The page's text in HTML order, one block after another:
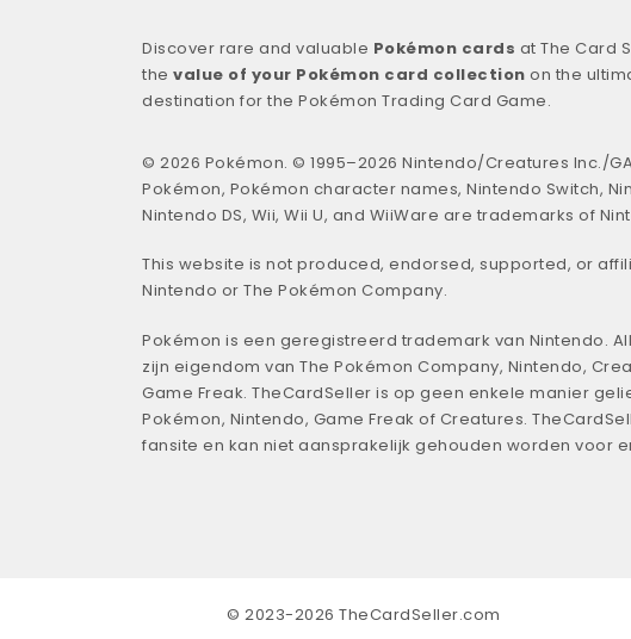
Discover rare and valuable Pokémon cards at The Card
the value of your Pokémon card collection on the
destination for the Pokémon Trading Card Game.
© 2026 Pokémon. © 1995–2026 Nintendo/Creatures Inc./
Pokémon, Pokémon character names, Nintendo Switch,
Nintendo DS, Wii, Wii U, and WiiWare are trademarks of
This website is not produced, endorsed, supported, or
Nintendo or The Pokémon Company.
Pokémon is een geregistreerd trademark van Nintendo.
zijn eigendom van The Pokémon Company, Nintendo,
Game Freak. TheCardSeller is op geen enkele manier
Pokémon, Nintendo, Game Freak of Creatures.
fansite en kan niet aansprakelijk gehouden worden voor
© 2023-2026 TheCardSeller.com